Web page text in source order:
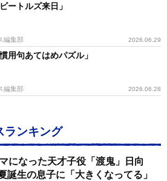
ートルズ来日」
編集部 2026.06.29
用句あてはめパズル」
編集部 2026.06.28
ランキング
になった天才子役「渡鬼」日向
生の息子に「大きくなってる」